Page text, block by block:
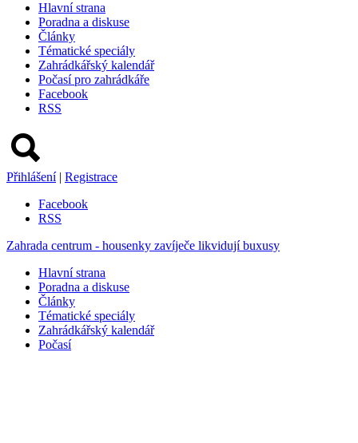
Hlavní strana
Poradna a diskuse
Články
Tématické speciály
Zahrádkářský kalendář
Počasí pro zahrádkáře
Facebook
RSS
Přihlášení | Registrace
Facebook
RSS
Zahrada centrum - housenky zavíječe likvidují buxusy
Hlavní strana
Poradna a diskuse
Články
Tématické speciály
Zahrádkářský kalendář
Počasí